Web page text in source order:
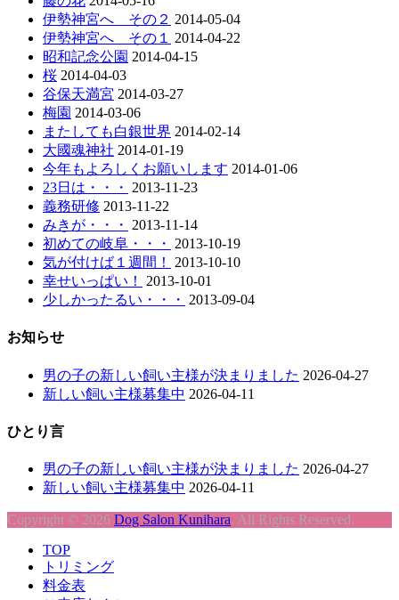
伊勢神宮へ その２ 2014-05-04
伊勢神宮へ その１
2014-04-22
昭和記念公園 2014-04-15
桜 2014-04-03
谷保天満宮 2014-03-27
梅園 2014-03-06
またしても白銀世界 2014-02-14
大國魂神社 2014-01-19
今年もよろしくお願いします 2014-01-06
23日は・・・
2013-11-23
義務研修 2013-11-22
みきが・・・
2013-11-14
初めての岐阜・・・
2013-10-19
気が付けば１週間！
2013-10-10
幸せいっぱい！
2013-10-01
少しかったるい・・・
2013-09-04
お知らせ
男の子の新しい飼い主様が決まりました 2026-04-27
新しい飼い主様募集中 2026-04-11
ひとり言
男の子の新しい飼い主様が決まりました 2026-04-27
新しい飼い主様募集中 2026-04-11
Copyright © 2026 Dog Salon Kunihara. All Rights Reserved.
TOP
トリミング
料金表